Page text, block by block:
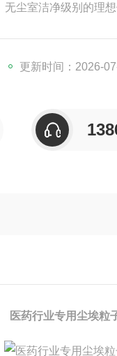
尘室洁净级别的理想
更新时间：2026-
医药行业专用尘埃粒